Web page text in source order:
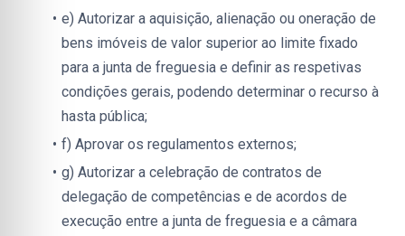
e) Autorizar a aquisição, alienação ou oneração de
bens imóveis de valor superior ao limite fixado
para a junta de freguesia e definir as respetivas
condições gerais, podendo determinar o recurso à
hasta pública;
f) Aprovar os regulamentos externos;
g) Autorizar a celebração de contratos de
delegação de competências e de acordos de
execução entre a junta de freguesia e a câmara